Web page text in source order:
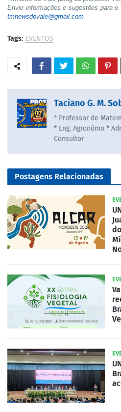
Envie informações e sugestões para
tmnewsdovale@gmail.com
Tags: EVENTOS
Taciano G. M.
* Professor de
* Eng. Agronômo *
Consultor
Postagens Relacionadas